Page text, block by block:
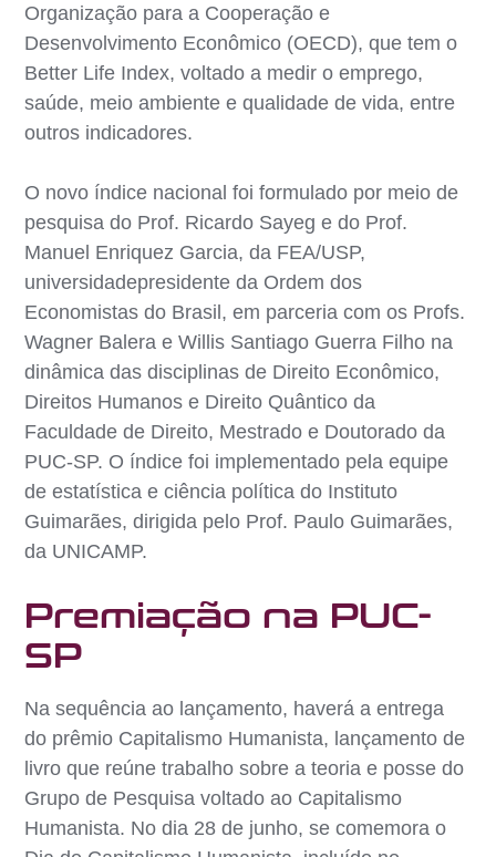
Organização para a Cooperação e
Desenvolvimento Econômico (OECD), que tem o
Better Life Index, voltado a medir o emprego,
saúde, meio ambiente e qualidade de vida, entre
outros indicadores.
O novo índice nacional foi formulado por meio de
pesquisa do Prof. Ricardo Sayeg e do Prof.
Manuel Enriquez Garcia, da FEA/USP,
universidadepresidente da Ordem dos
Economistas do Brasil, em parceria com os Profs.
Wagner Balera e Willis Santiago Guerra Filho na
dinâmica das disciplinas de Direito Econômico,
Direitos Humanos e Direito Quântico da
Faculdade de Direito, Mestrado e Doutorado da
PUC-SP. O índice foi implementado pela equipe
de estatística e ciência política do Instituto
Guimarães, dirigida pelo Prof. Paulo Guimarães,
da UNICAMP.
Premiação na PUC-
SP
Na sequência ao lançamento, haverá a entrega
do prêmio Capitalismo Humanista, lançamento de
livro que reúne trabalho sobre a teoria e posse do
Grupo de Pesquisa voltado ao Capitalismo
Humanista. No dia 28 de junho, se comemora o